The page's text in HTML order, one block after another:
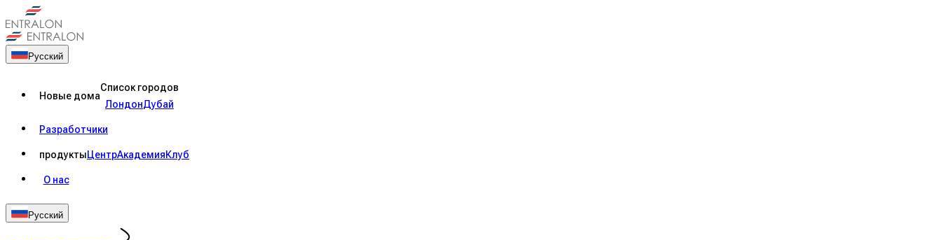
Русский
Новые дома
Список городов
ЛондонДубай
Разработчики
продуктыЦентрАкадемияКлуб
О нас
Русский